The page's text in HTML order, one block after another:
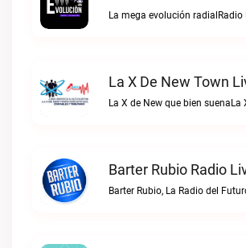
La X De New Town
Barter Rubio Radio